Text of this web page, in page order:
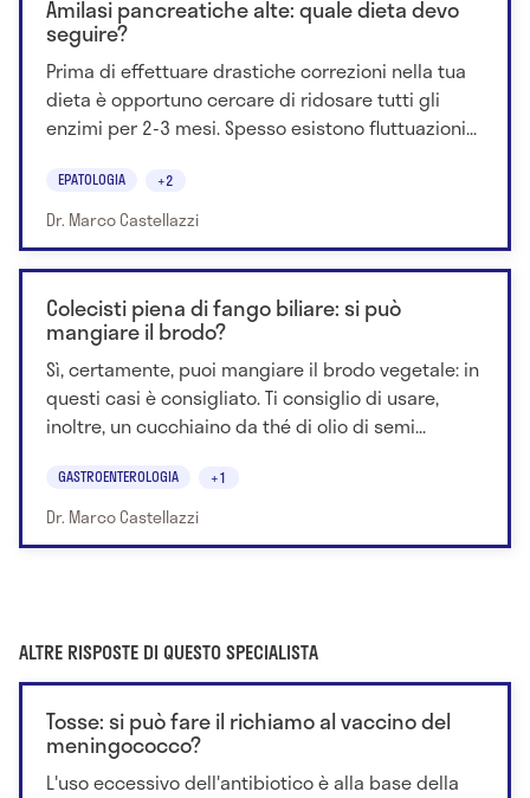
Amilasi pancreatiche alte: quale dieta devo
seguire?
Prima di effettuare drastiche correzioni nella tua
dieta è opportuno cercare di ridosare tutti gli
enzimi per 2-3 mesi. Spesso esistono fluttuazioni...
EPATOLOGIA +2
Dr. Marco Castellazzi
Colecisti piena di fango biliare: si può
mangiare il brodo?
Sì, certamente, puoi mangiare il brodo vegetale: in
questi casi è consigliato. Ti consiglio di usare,
inoltre, un cucchiaino da thé di olio di semi...
GASTROENTEROLOGIA +1
Dr. Marco Castellazzi
ALTRE RISPOSTE DI QUESTO SPECIALISTA
Tosse: si può fare il richiamo al vaccino del
meningococco?
L'uso eccessivo dell'antibiotico è alla base della